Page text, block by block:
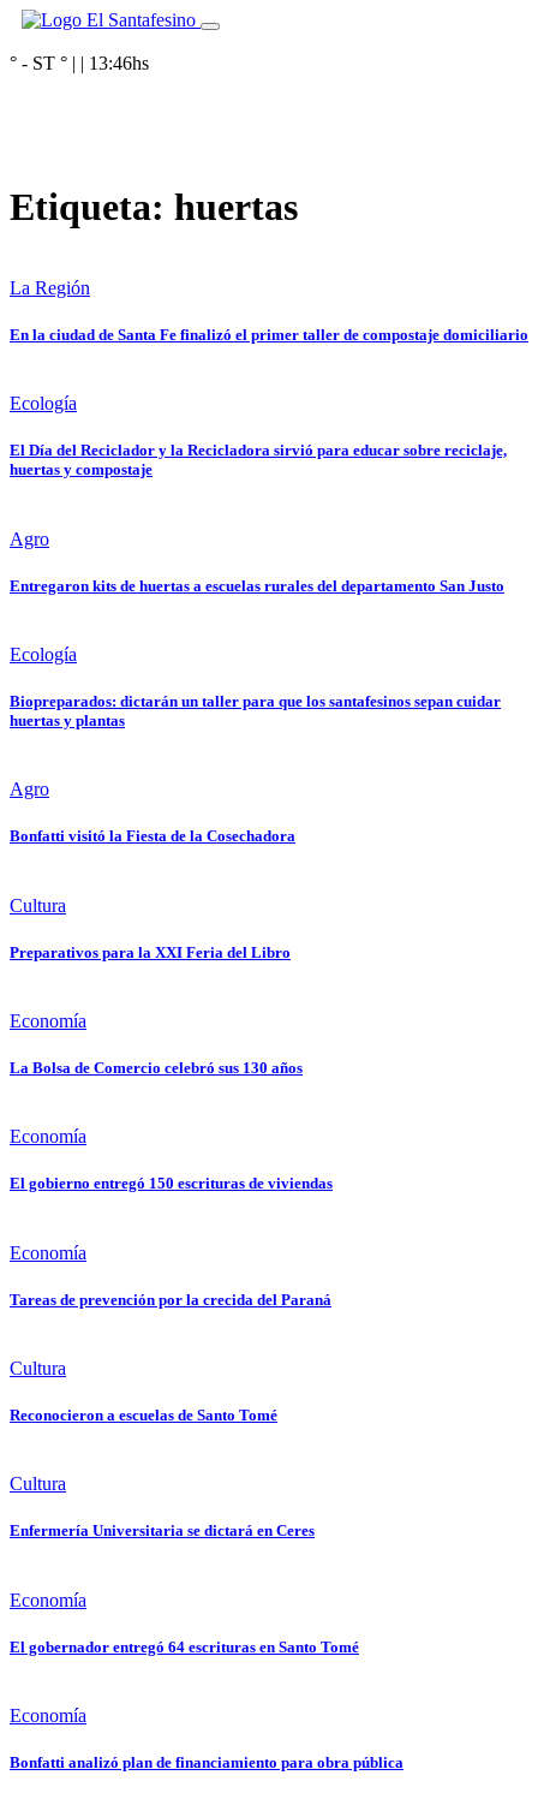
° - ST ° | | 13:46hs
Etiqueta: huertas
La Región
En la ciudad de Santa Fe finalizó el primer taller de compostaje domiciliario
Ecología
El Día del Reciclador y la Recicladora sirvió para educar sobre reciclaje,
huertas y compostaje
Agro
Entregaron kits de huertas a escuelas rurales del departamento San Justo
Ecología
Biopreparados: dictarán un taller para que los santafesinos sepan cuidar
huertas y plantas
Agro
Bonfatti visitó la Fiesta de la Cosechadora
Cultura
Preparativos para la XXI Feria del Libro
Economía
La Bolsa de Comercio celebró sus 130 años
Economía
El gobierno entregó 150 escrituras de viviendas
Economía
Tareas de prevención por la crecida del Paraná
Cultura
Reconocieron a escuelas de Santo Tomé
Cultura
Enfermería Universitaria se dictará en Ceres
Economía
El gobernador entregó 64 escrituras en Santo Tomé
Economía
Bonfatti analizó plan de financiamiento para obra pública